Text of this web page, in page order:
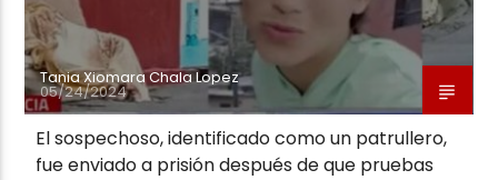
Tania Xiomara Chala Lopez
05/24/2024
El sospechoso, identificado como un patrullero,
fue enviado a prisión después de que pruebas